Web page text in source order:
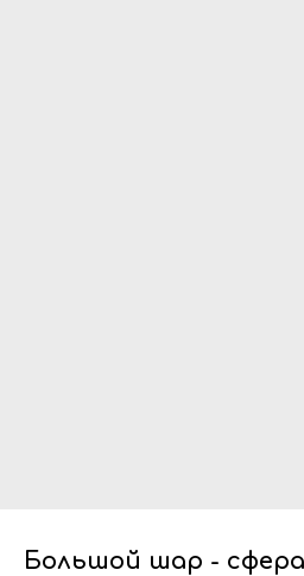
Большой шар -